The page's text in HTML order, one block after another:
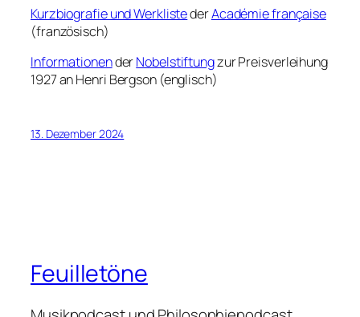
Kurzbiografie und WerklistederAcadémie française
(französisch)
InformationenderNobelstiftungzur Preisverleihung
1927 an Henri Bergson (englisch)
13. Dezember 2024
Feuilletöne